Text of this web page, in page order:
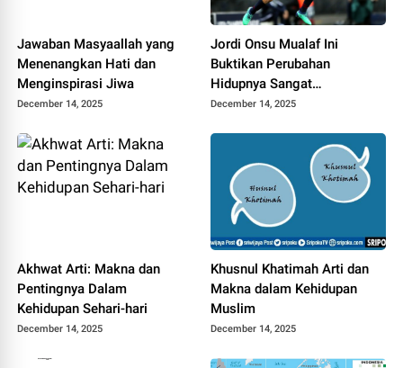
Jawaban Masyaallah yang
Menenangkan Hati dan
Menginspirasi Jiwa
December 14, 2025
Jordi Onsu Mualaf Ini
Buktikan Perubahan
Hidupnya Sangat
Menginspirasi
December 14, 2025
Akhwat Arti: Makna dan
Pentingnya Dalam
Kehidupan Sehari-hari
December 14, 2025
Khusnul Khatimah Arti dan
Makna dalam Kehidupan
Muslim
December 14, 2025